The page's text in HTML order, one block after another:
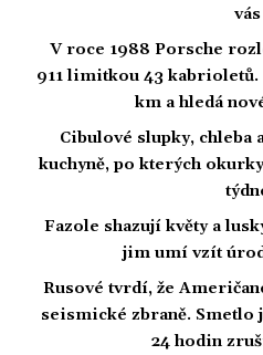
vás
V roce 1988 Porsche
911 limitkou 43 kabrioletů.
km a hledá
Cibulové slupky, chleba
kuchyně, po kterých
Fazole shazují květy a
jim umí vzít
Rusové tvrdí, že
seismické zbraně. Smetlo
24 hodin